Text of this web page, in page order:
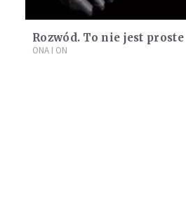
Rozwód. To nie jest proste
ONA I ON